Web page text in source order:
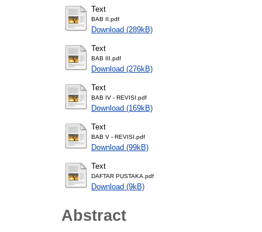
Text
BAB II.pdf
Download (289kB)
Text
BAB III.pdf
Download (276kB)
Text
BAB IV - REVISI.pdf
Download (169kB)
Text
BAB V - REVISI.pdf
Download (99kB)
Text
DAFTAR PUSTAKA.pdf
Download (9kB)
Abstract